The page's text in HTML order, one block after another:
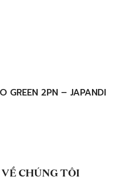
GREEN 2PN – JAPANDI
CHÚNG TÔI